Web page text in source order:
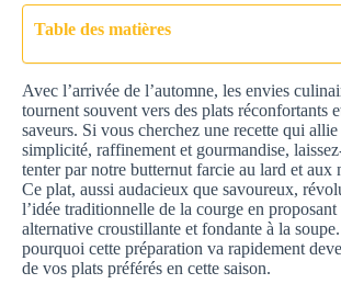
Table des matières
Avec l’arrivée de l’automne, les envies
tournent souvent vers des plats réconfortants
saveurs. Si vous cherchez une recette qui allie
simplicité, raffinement et gourmandise,
tenter par notre butternut farcie au lard et aux
Ce plat, aussi audacieux que savoureux,
l’idée traditionnelle de la courge en proposant
alternative croustillante et fondante à la
pourquoi cette préparation va rapidement
de vos plats préférés en cette saison.